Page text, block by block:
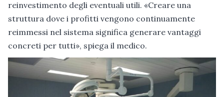
reinvestimento degli eventuali utili. «Creare una
struttura dove i profitti vengono continuamente
reimmessi nel sistema significa generare vantaggi
concreti per tutti», spiega il medico.